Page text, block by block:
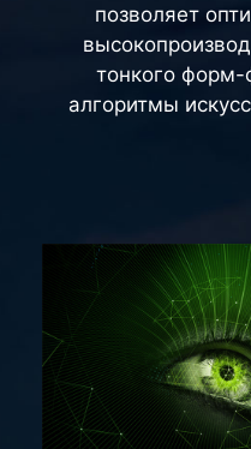
позволяет
тонкого форм-
алгоритмы